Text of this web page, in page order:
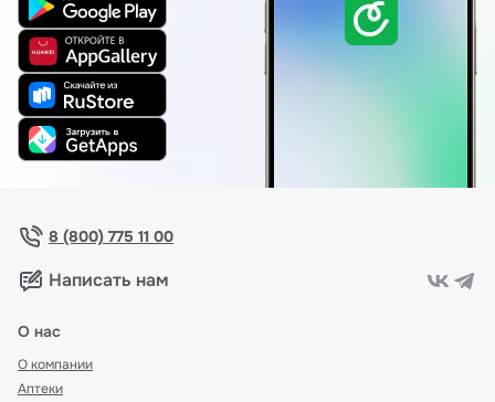
8 (800) 775 11 00
Написать нам
О нас
О компании
Аптеки